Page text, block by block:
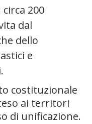
circa 200
dal
dello
e
costituzionale
ai territori
di unificazione.